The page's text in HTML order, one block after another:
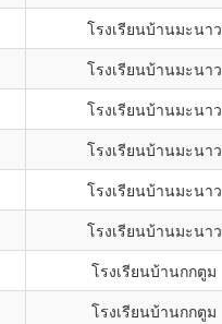
โรงเรียนบ้านมะนาว
โรงเรียนบ้านมะนาว
โรงเรียนบ้านมะนาว
โรงเรียนบ้านมะนาว
โรงเรียนบ้านมะนาว
โรงเรียนบ้านมะนาว
โรงเรียนบ้านกกตูม
โรงเรียนบ้านกกตูม